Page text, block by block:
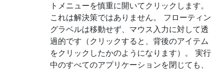
トメニューを慎重に開いてクリックします。
これは解決策ではありません。 フローティン
グラベルは移動せず、マウス入力に対して透
過的です（クリックすると、背後のアイテム
をクリックしたかのようになります）。 実行
中のすべてのアプリケーションを閉じても、